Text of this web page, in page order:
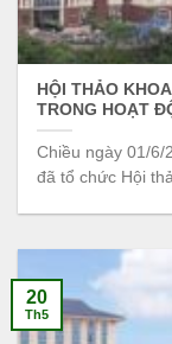
HỘI THẢO
TRONG HOẠT
Chiều ngày 01/6/
đã tổ chức Hội
20
Th5